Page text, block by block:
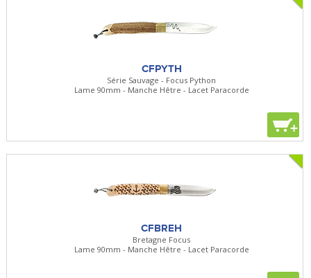
CFPYTH
Série Sauvage - Focus Python
Lame 90mm - Manche Hêtre - Lacet Paracorde
+
CFBREH
Bretagne Focus
Lame 90mm - Manche Hêtre - Lacet Paracorde